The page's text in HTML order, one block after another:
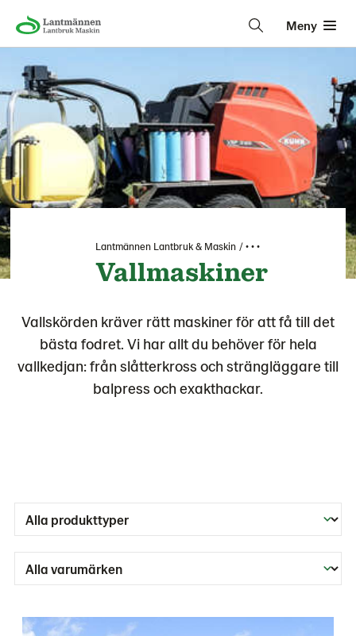
Meny
Lantmännen Lantbruk & Maskin • • •
Vallmaskiner
Vallskörden kräver rätt maskiner för att få till det
bästa fodret. Vi har allt du behöver för hela
vallkedjan: från slåtterkross och strängläggare till
balpress och exakthackar.